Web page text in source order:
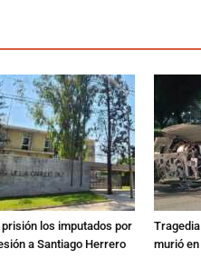
los imputados por
a Santiago Herrero
murió